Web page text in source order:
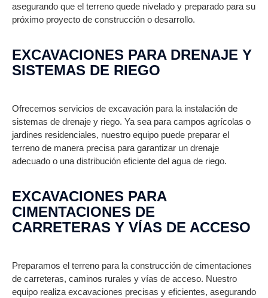
asegurando que el terreno quede nivelado y preparado para su
próximo proyecto de construcción o desarrollo.
EXCAVACIONES PARA DRENAJE Y
SISTEMAS DE RIEGO
Ofrecemos servicios de excavación para la instalación de
sistemas de drenaje y riego. Ya sea para campos agrícolas o
jardines residenciales, nuestro equipo puede preparar el
terreno de manera precisa para garantizar un drenaje
adecuado o una distribución eficiente del agua de riego.
EXCAVACIONES PARA
CIMENTACIONES DE
CARRETERAS Y VÍAS DE ACCESO
Preparamos el terreno para la construcción de cimentaciones
de carreteras, caminos rurales y vías de acceso. Nuestro
equipo realiza excavaciones precisas y eficientes, asegurando